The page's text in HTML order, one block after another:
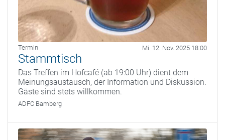
Termin Mi. 12. Nov. 2025 18:00
Stammtisch
Das Treffen im Hofcafé (ab 19:00 Uhr) dient dem
Meinungsaustausch, der Information und Diskussion.
Gäste sind stets willkommen.
ADFC Bamberg